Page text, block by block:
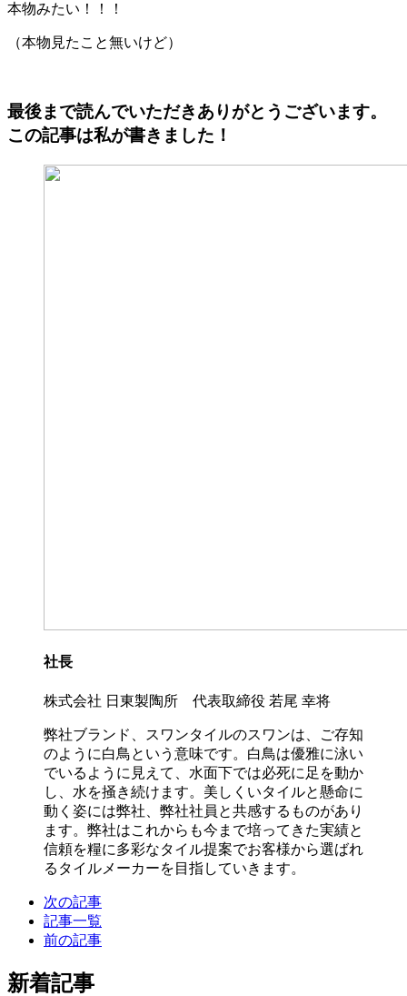
本物みたい！！！
（本物見たこと無いけど）
最後まで読んでいただきありがとうございます。
この記事は私が書きました！
社長
株式会社 日東製陶所 代表取締役 若尾 幸将
弊社ブランド、スワンタイルのスワンは、ご存知
のように白鳥という意味です。白鳥は優雅に泳い
でいるように見えて、水面下では必死に足を動か
し、水を掻き続けます。美しくいタイルと懸命に
動く姿には弊社、弊社社員と共感するものがあり
ます。弊社はこれからも今まで培ってきた実績と
信頼を糧に多彩なタイル提案でお客様から選ばれ
るタイルメーカーを目指していきます。
次の記事
記事一覧
前の記事
新着記事